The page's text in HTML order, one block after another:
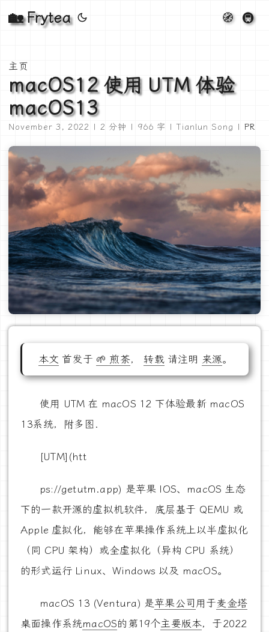
🏡 Frytea 🧭 🚇
主页
macOS12 使用 UTM 体验
macOS13
November 3, 2022 | 2 分钟 | 966 字 | Tianlun Song | PR
本文 首发于 🌱 煎茶，转载请注明 来源。
使用 UTM 在 macOS 12 下体验最新 macOS
13系统，附多图.
[UTM](htt
ps://getutm.app) 是苹果 IOS、macOS 生态
下的一款开源的虚拟机软件，底层基于 QEMU 或
Apple 虚拟化，能够在苹果操作系统上以半虚拟化
（同 CPU 架构）或全虚拟化（异构 CPU 系统）
的形式运行 Linux、Windows 以及 macOS。
macOS 13 (Ventura) 是苹果公司 用于麦金塔
桌面操作系统macOS的第19个主要版本，于2022